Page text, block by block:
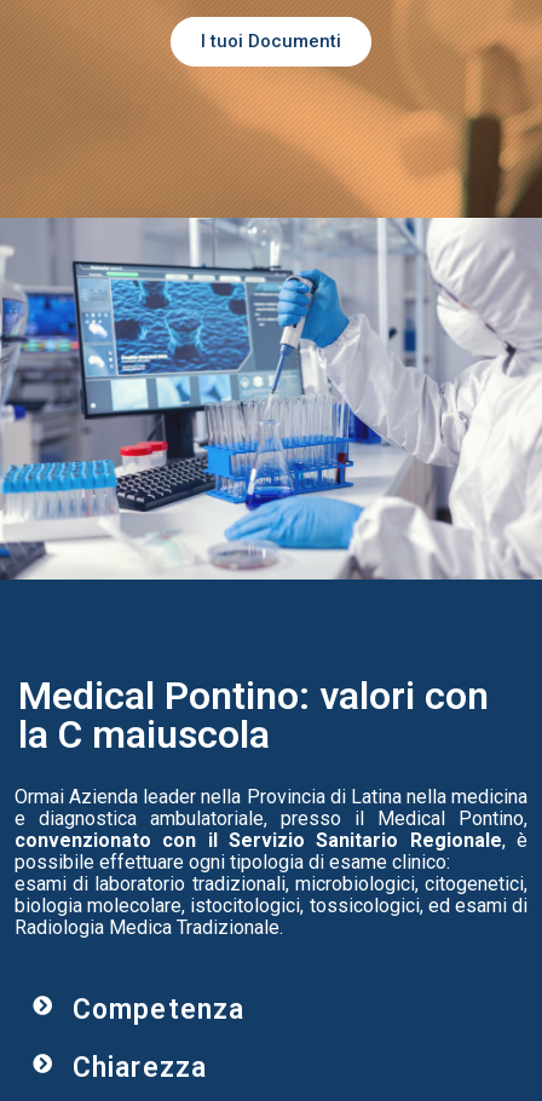
I tuoi Documenti
Medical Pontino: valori con
la C maiuscola
Ormai Azienda leader nella Provincia di Latina nella medicina
e diagnostica ambulatoriale, presso il Medical Pontino,
convenzionato con il Servizio Sanitario Regionale, è
possibile effettuare ogni tipologia di esame clinico:
esami di laboratorio tradizionali, microbiologici, citogenetici,
biologia molecolare, istocitologici, tossicologici, ed esami di
Radiologia Medica Tradizionale.
Competenza
Chiarezza